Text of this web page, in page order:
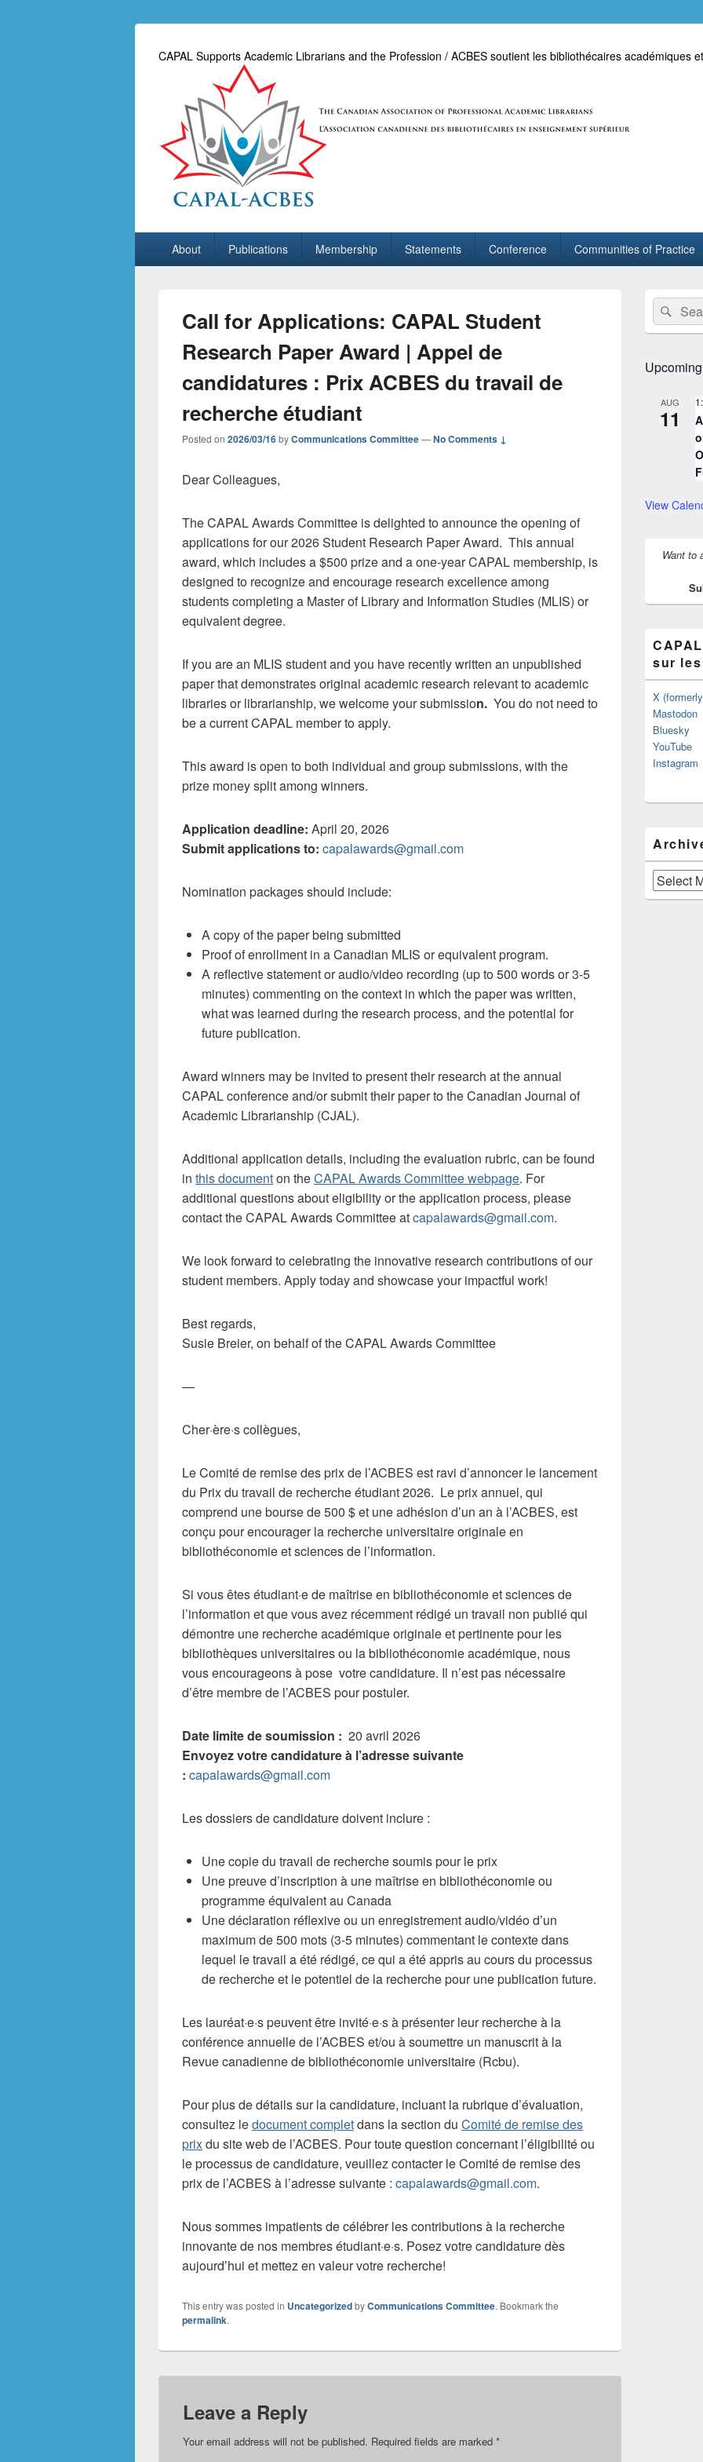
CAPAL Supports Academic Librarians and the Profession / ACBES soutient les bibliothécaires académiques
About Publications Membership Statements Conference Communities of Practice
Call for Applications: CAPAL Student
Research Paper Award | Appel de
candidatures : Prix ACBES du travail de
recherche étudiant
Posted on 2026/03/16byCommunications Committee—No Comments ↓
Dear Colleagues,
The CAPAL Awards Committee is delighted to announce the opening of
applications for our 2026 Student Research Paper Award. This annual
award, which includes a $500 prize and a one-year CAPAL membership, is
designed to recognize and encourage research excellence among
students completing a Master of Library and Information Studies (MLIS) or
equivalent degree.
If you are an MLIS student and you have recently written an unpublished
paper that demonstrates original academic research relevant to academic
libraries or librarianship, we welcome your submission. You do not need to
be a current CAPAL member to apply.
This award is open to both individual and group submissions, with the
prize money split among winners.
Application deadline: April 20, 2026
Submit applications to: capalawards@gmail.com
Nomination packages should include:
A copy of the paper being submitted
Proof of enrollment in a Canadian MLIS or equivalent program.
A reflective statement or audio/video recording (up to 500 words or 3-5
minutes) commenting on the context in which the paper was written,
what was learned during the research process, and the potential for
future publication.
Award winners may be invited to present their research at the annual
CAPAL conference and/or submit their paper to the Canadian Journal of
Academic Librarianship (CJAL).
Additional application details, including the evaluation rubric, can be found
in this documenton theCAPAL Awards Committee webpage. For
additional questions about eligibility or the application process, please
contact the CAPAL Awards Committee atcapalawards@gmail.com.
We look forward to celebrating the innovative research contributions of our
student members. Apply today and showcase your impactful work!
Best regards,
Susie Breier, on behalf of the CAPAL Awards Committee
—
Cher·ère·s collègues,
Le Comité de remise des prix de l’ACBES est ravi d’annoncer le lancement
du Prix du travail de recherche étudiant 2026. Le prix annuel, qui
comprend une bourse de 500 $ et une adhésion d’un an à l’ACBES, est
conçu pour encourager la recherche universitaire originale en
bibliothéconomie et sciences de l’information.
Si vous êtes étudiant·e de maîtrise en bibliothéconomie et sciences de
l’information et que vous avez récemment rédigé un travail non publié qui
démontre une recherche académique originale et pertinente pour les
bibliothèques universitaires ou la bibliothéconomie académique, nous
vous encourageons à pose votre candidature. Il n’est pas nécessaire
d’être membre de l’ACBES pour postuler.
Date limite de soumission : 20 avril 2026
Envoyez votre candidature à l’adresse suivante
: capalawards@gmail.com
Les dossiers de candidature doivent inclure :
Une copie du travail de recherche soumis pour le prix
Une preuve d’inscription à une maîtrise en bibliothéconomie ou
programme équivalent au Canada
Une déclaration réflexive ou un enregistrement audio/vidéo d’un
maximum de 500 mots (3-5 minutes) commentant le contexte dans
lequel le travail a été rédigé, ce qui a été appris au cours du processus
de recherche et le potentiel de la recherche pour une publication future.
Les lauréat·e·s peuvent être invité·e·s à présenter leur recherche à la
conférence annuelle de l’ACBES et/ou à soumettre un manuscrit à la
Revue canadienne de bibliothéconomie universitaire (Rcbu).
Pour plus de détails sur la candidature, incluant la rubrique d’évaluation,
consultez ledocument completdans la section du Comité de remise des
prixdu site web de l’ACBES. Pour toute question concernant l’éligibilité ou
le processus de candidature, veuillez contacter le Comité de remise des
prix de l’ACBES à l’adresse suivante : capalawards@gmail.com.
Nous sommes impatients de célébrer les contributions à la recherche
innovante de nos membres étudiant·e·s. Posez votre candidature dès
aujourd’hui et mettez en valeur votre recherche!
This entry was posted in UncategorizedbyCommunications Committee. Bookmark the
permalink.
Leave a Reply
Your email address will not be published. Required fields are marked *
Primary
Sidebar
Widget
Area
Search
for:
AUG
11
View
Want to
sur
X
Mastodon
Bluesky
YouTube
Instagram
Archives